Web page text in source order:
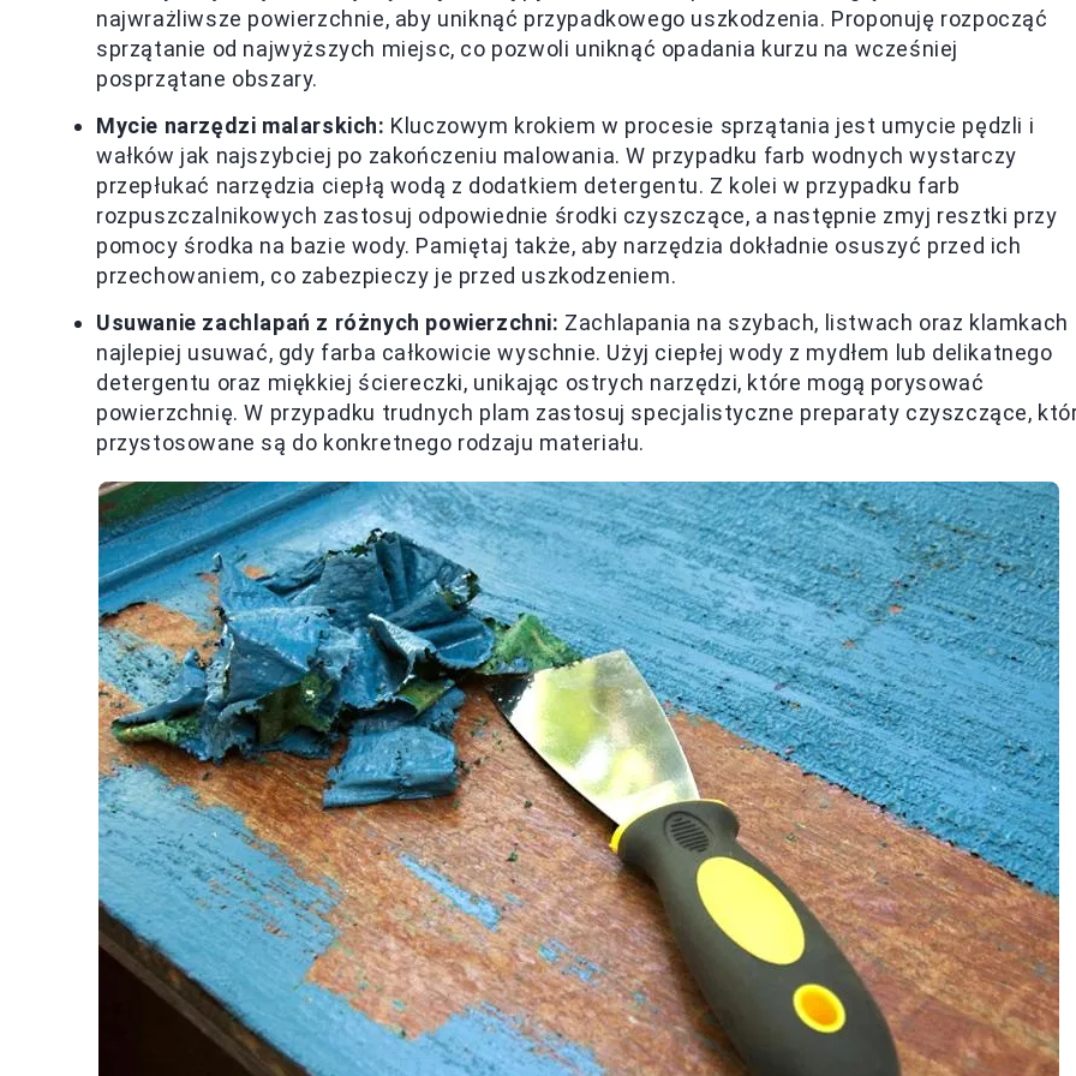
najwrażliwsze powierzchnie, aby uniknąć przypadkowego uszkodzenia. Proponuję rozpocząć
sprzątanie od najwyższych miejsc, co pozwoli uniknąć opadania kurzu na wcześniej
posprzątane obszary.
Mycie narzędzi malarskich: Kluczowym krokiem w procesie sprzątania jest umycie pędzli i
wałków jak najszybciej po zakończeniu malowania. W przypadku farb wodnych wystarczy
przepłukać narzędzia ciepłą wodą z dodatkiem detergentu. Z kolei w przypadku farb
rozpuszczalnikowych zastosuj odpowiednie środki czyszczące, a następnie zmyj resztki przy
pomocy środka na bazie wody. Pamiętaj także, aby narzędzia dokładnie osuszyć przed ich
przechowaniem, co zabezpieczy je przed uszkodzeniem.
Usuwanie zachlapań z różnych powierzchni: Zachlapania na szybach, listwach oraz klamkach
najlepiej usuwać, gdy farba całkowicie wyschnie. Użyj ciepłej wody z mydłem lub delikatnego
detergentu oraz miękkiej ściereczki, unikając ostrych narzędzi, które mogą porysować
powierzchnię. W przypadku trudnych plam zastosuj specjalistyczne preparaty czyszczące,
przystosowane są do konkretnego rodzaju materiału.